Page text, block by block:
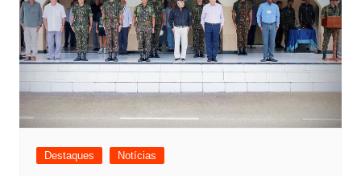
Destaques Notícias